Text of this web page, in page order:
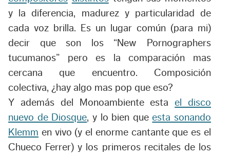
y la diferencia, madurez y particularidad de
cada voz brilla. Es un lugar común (para mi)
decir que son los “New Pornographers
tucumanos” pero es la comparación mas
cercana que encuentro. Composición
colectiva, ¿hay algo mas pop que eso?
Y además del Monoambiente estael disco
nuevo de Diosque, y lo bien queesta sonando
Klemm en vivo (y el enorme cantante que es el
Chueco Ferrer) y los primeros recitales de los